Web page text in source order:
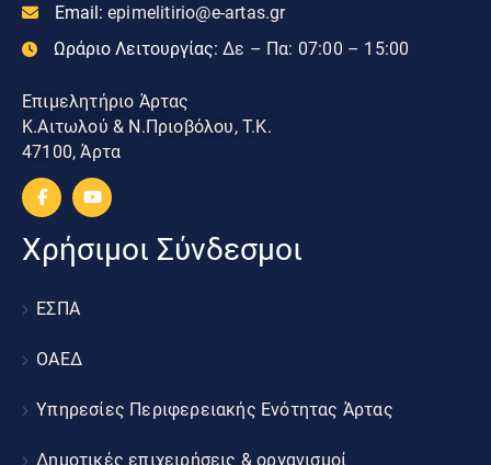
Email: epimelitirio@e-artas.gr
Ωράριο Λειτουργίας: Δε – Πα: 07:00 – 15:00
Επιμελητήριο Άρτας
Κ.Αιτωλού & Ν.Πριοβόλου, Τ.Κ.
47100, Άρτα
Χρήσιμοι Σύνδεσμοι
ΕΣΠΑ
ΟΑΕΔ
Υπηρεσίες Περιφερειακής Ενότητας Άρτας
Δημοτικές επιχειρήσεις & οργανισμοί